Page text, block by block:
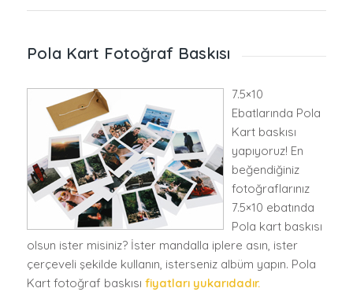
Pola Kart Fotoğraf Baskısı
7.5×10
Ebatlarında Pola
Kart baskısı
yapıyoruz! En
beğendiğiniz
fotoğraflarınız
7.5×10 ebatında
Pola kart baskısı
olsun ister misiniz? İster mandalla iplere asın, ister
çerçeveli şekilde kullanın, isterseniz albüm yapın. Pola
Kart fotoğraf baskısı fiyatları yukarıdadır.